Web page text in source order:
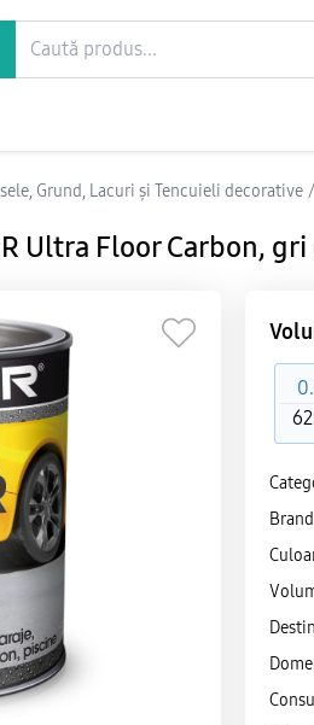
Grund, Lacuri și Tencuieli decorative /
Ultra Floor Carbon, gri
Brand